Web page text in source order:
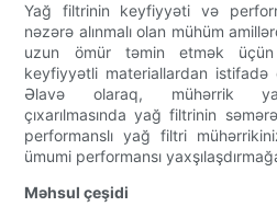
Yağ filtrinin keyfiyyəti və
nəzərə alınmalı olan mühüm
uzun ömür təmin etmək
keyfiyyətli materiallardan istifadə
Əlavə olaraq, mühərrik
çıxarılmasında yağ filtrinin
performanslı yağ filtri
ümumi performansı
Məhsul çeşidi